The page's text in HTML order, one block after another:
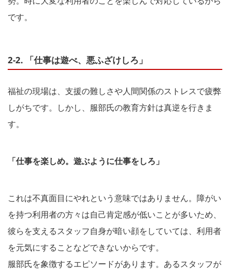
です。
2-2. 「仕事は遊べ、悪ふざけしろ」
福祉の現場は、支援の難しさや人間関係のストレスで疲弊
しがちです。しかし、服部氏の教育方針は真逆を行きま
す。
「仕事を楽しめ。遊ぶように仕事をしろ」
これは不真面目にやれという意味ではありません。障がい
を持つ利用者の方々は自己肯定感が低いことが多いため、
彼らを支えるスタッフ自身が暗い顔をしていては、利用者
を元気にすることなどできないからです。
服部氏を象徴するエピソードがあります。あるスタッフが